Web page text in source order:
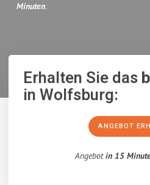
Minuten.
Erhalten Sie das
in Wolfsburg:
ANGEBOT
Angebotin 15